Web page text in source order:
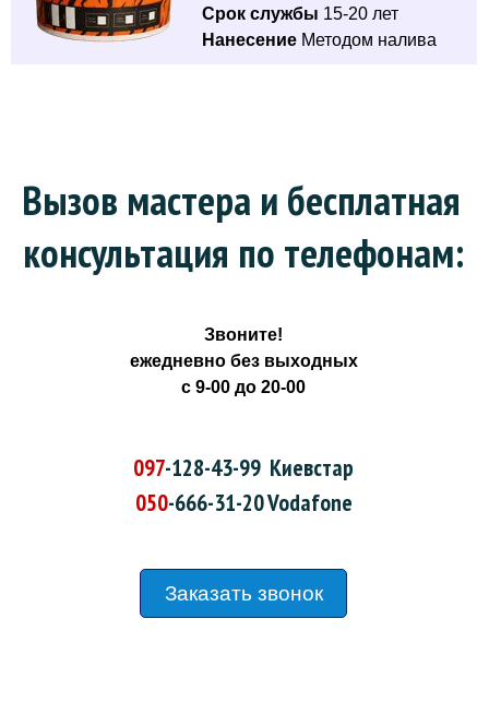
Срок службы 15-20 лет
Нанесение Методом налива
Вызов мастера и бесплатная
консультация по телефонам:
Звоните!
ежедневно без выходных
с 9-00 до 20-00
097-128-43-99 Киевстар
050-666-31-20Vodafone
Заказать звонок